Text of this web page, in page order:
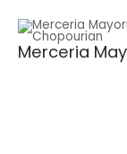
contenido
Merceria